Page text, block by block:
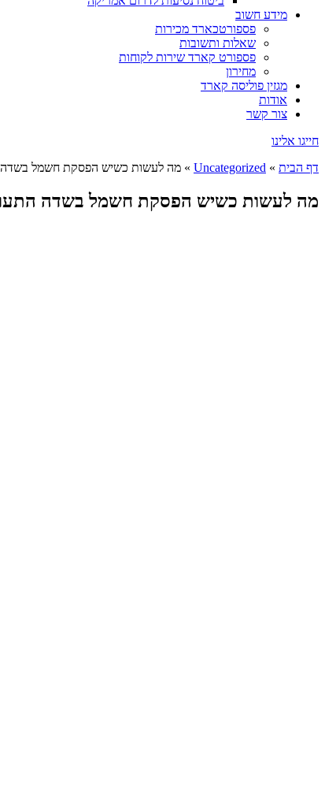
מידע חשוב
פספורטכארד מכירות
שאלות ותשובות
פספורט קארד שירות לקוחות
מחירון
מגזין פוליסה קארד
אודות
צור קשר
חייגו אלינו
דף הבית »
Uncategorized
» מה לעשות כשיש הפסקת חשמל בשדה
מה לעשות כשיש הפסקת חשמל בשדה